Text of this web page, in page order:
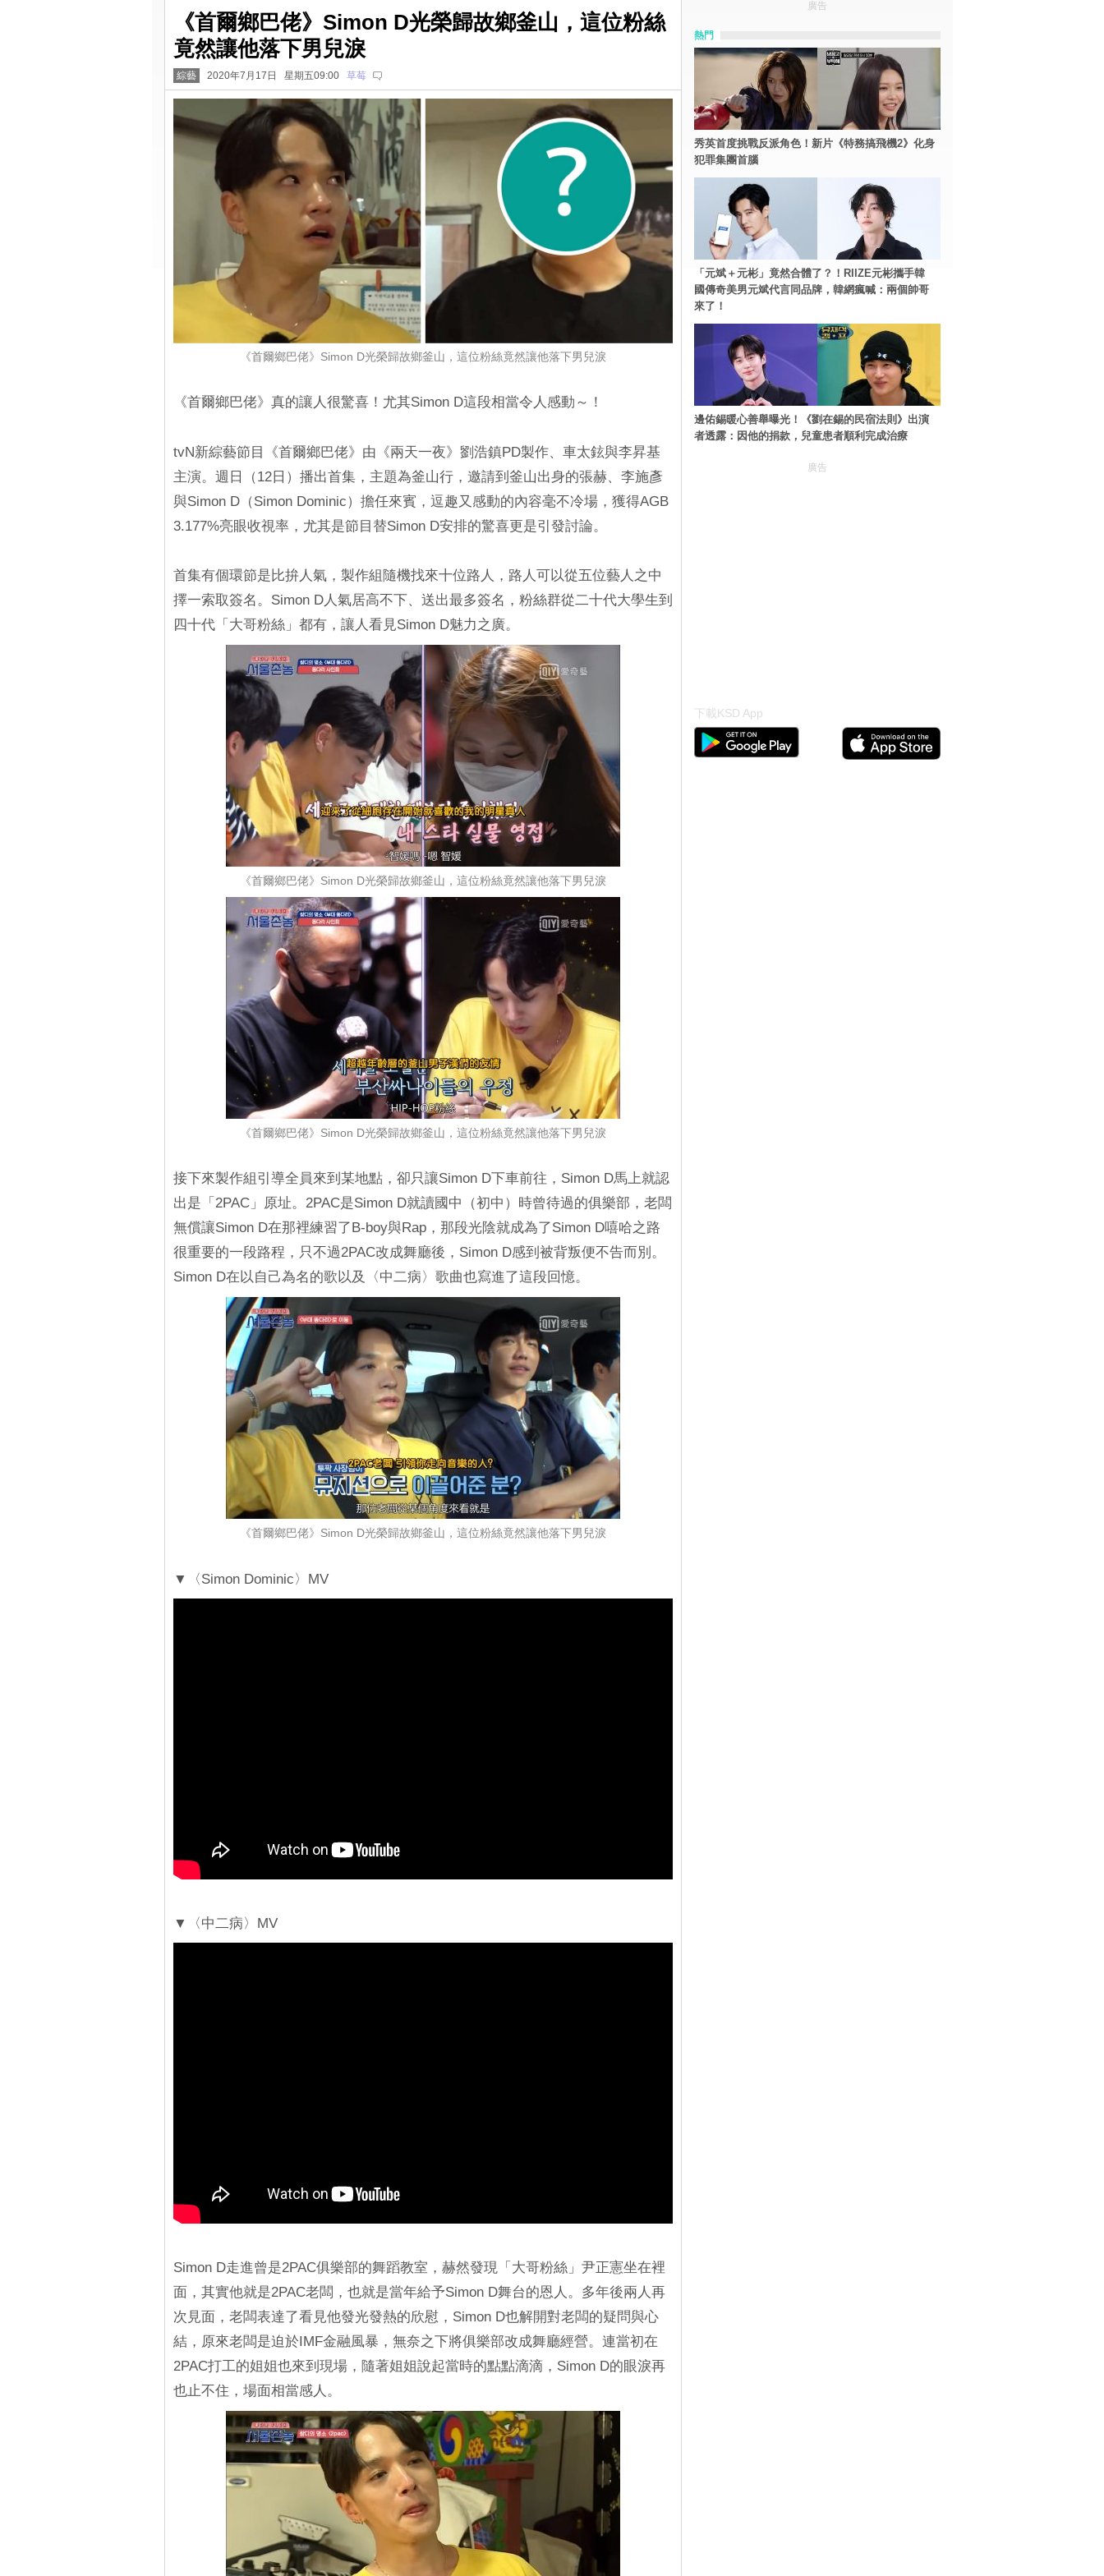
《首爾鄉巴佬》Simon D光榮歸故鄉釜山，這位粉絲
竟然讓他落下男兒淚
綜藝 2020年7月17日 星期五09:00 草莓
《首爾鄉巴佬》Simon D光榮歸故鄉釜山，這位粉絲竟然讓他落下男兒淚
《首爾鄉巴佬》真的讓人很驚喜！尤其Simon D這段相當令人感動～！
tvN新綜藝節目《首爾鄉巴佬》由《兩天一夜》劉浩鎮PD製作、車太鉉與李昇基
主演。週日（12日）播出首集，主題為釜山行，邀請到釜山出身的張赫、李施彥
與Simon D（Simon Dominic）擔任來賓，逗趣又感動的內容毫不冷場，獲得AGB
3.177%亮眼收視率，尤其是節目替Simon D安排的驚喜更是引發討論。
首集有個環節是比拚人氣，製作組隨機找來十位路人，路人可以從五位藝人之中
擇一索取簽名。Simon D人氣居高不下、送出最多簽名，粉絲群從二十代大學生到
四十代「大哥粉絲」都有，讓人看見Simon D魅力之廣。
《首爾鄉巴佬》Simon D光榮歸故鄉釜山，這位粉絲竟然讓他落下男兒淚
《首爾鄉巴佬》Simon D光榮歸故鄉釜山，這位粉絲竟然讓他落下男兒淚
接下來製作組引導全員來到某地點，卻只讓Simon D下車前往，Simon D馬上就認
出是「2PAC」原址。2PAC是Simon D就讀國中（初中）時曾待過的俱樂部，老闆
無償讓Simon D在那裡練習了B-boy與Rap，那段光陰就成為了Simon D嘻哈之路
很重要的一段路程，只不過2PAC改成舞廳後，Simon D感到被背叛便不告而別。
Simon D在以自己為名的歌以及〈中二病〉歌曲也寫進了這段回憶。
《首爾鄉巴佬》Simon D光榮歸故鄉釜山，這位粉絲竟然讓他落下男兒淚
▼〈Simon Dominic〉MV
▼〈中二病〉MV
Simon D走進曾是2PAC俱樂部的舞蹈教室，赫然發現「大哥粉絲」尹正憲坐在裡
面，其實他就是2PAC老闆，也就是當年給予Simon D舞台的恩人。多年後兩人再
次見面，老闆表達了看見他發光發熱的欣慰，Simon D也解開對老闆的疑問與心
結，原來老闆是迫於IMF金融風暴，無奈之下將俱樂部改成舞廳經營。連當初在
2PAC打工的姐姐也來到現場，隨著姐姐說起當時的點點滴滴，Simon D的眼淚再
也止不住，場面相當感人。
廣告
熱門
秀英首度挑戰反派角色！新片《特務搞飛機2》化身
犯罪集團首腦
「元斌＋元彬」竟然合體了？！RIIZE元彬攜手韓
國傳奇美男元斌代言同品牌，韓網瘋喊：兩個帥哥
來了！
邊佑錫暖心善舉曝光！《劉在錫的民宿法則》出演
者透露：因他的捐款，兒童患者順利完成治療
廣告
下載KSD App